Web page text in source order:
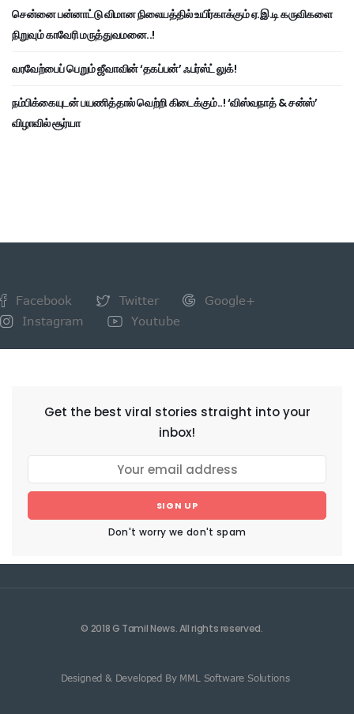
சென்னை பன்னாட்டு விமான நிலையத்தில் உயிர்காக்கும் ஏ.இ.டி கருவிகளை
நிறுவும் காவேரி மருத்துவமனை..!
வரவேற்பைப் பெறும் ஜீவாவின் ‘தகப்பன்’ ஃபர்ஸ்ட் லுக்!
நம்பிக்கையுடன் பயணித்தால் வெற்றி கிடைக்கும்..! ‘விஸ்வநாத் & சன்ஸ்’
விழாவில் சூர்யா
Facebook Twitter
Google+
Instagram
Youtube
Get the best viral stories straight into your
inbox!
SIGN UP
Don't worry we don't spam
© 2018 G Tamil News. All rights reserved.
Designed & Developed By MML Software Solutions